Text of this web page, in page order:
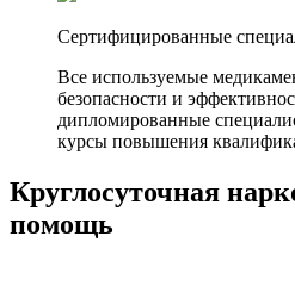
Сертифицированные
Все используемые
безопасности и
дипломированные
курсы повышения
Круглосуточная
помощь